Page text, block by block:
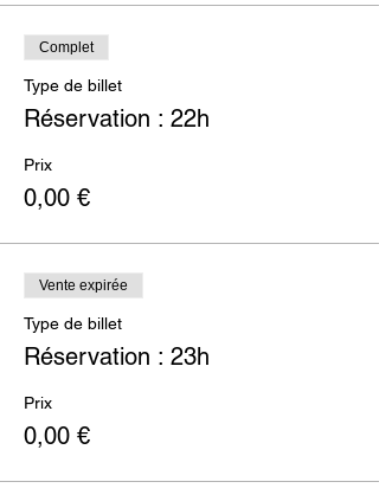
Complet
Type de billet
Réservation : 22h
Prix
0,00 €
Vente expirée
Type de billet
Réservation : 23h
Prix
0,00 €